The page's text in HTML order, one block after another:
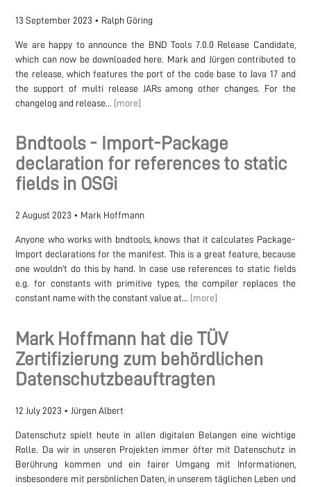
13 September 2023 • Ralph Göring
We are happy to announce the BND Tools 7.0.0 Release Candidate,
which can now be downloaded here. Mark and Jürgen contributed to
the release, which features the port of the code base to Java 17 and
the support of multi release JARs among other changes. For the
changelog and release... [more]
Bndtools - Import-Package
declaration for references to static
fields in OSGi
2 August 2023 • Mark Hoffmann
Anyone who works with bndtools, knows that it calculates Package-
Import declarations for the manifest. This is a great feature, because
one wouldn’t do this by hand. In case use references to static fields
e.g. for constants with primitive types, the compiler replaces the
constant name with the constant value at... [more]
Mark Hoffmann hat die TÜV
Zertifizierung zum behördlichen
Datenschutzbeauftragten
12 July 2023 • Jürgen Albert
Datenschutz spielt heute in allen digitalen Belangen eine wichtige
Rolle. Da wir in unseren Projekten immer öfter mit Datenschutz in
Berührung kommen und ein fairer Umgang mit Informationen,
insbesondere mit persönlichen Daten, in unserem täglichen Leben und